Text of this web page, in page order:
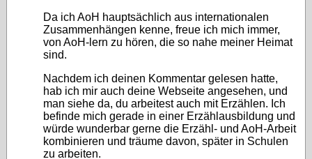
Da ich AoH hauptsächlich aus internationalen
Zusammenhängen kenne, freue ich mich immer,
von AoH-lern zu hören, die so nahe meiner Heimat
sind.
Nachdem ich deinen Kommentar gelesen hatte,
hab ich mir auch deine Webseite angesehen, und
man siehe da, du arbeitest auch mit Erzählen. Ich
befinde mich gerade in einer Erzählausbildung und
würde wunderbar gerne die Erzähl- und AoH-Arbeit
kombinieren und träume davon, später in Schulen
zu arbeiten.